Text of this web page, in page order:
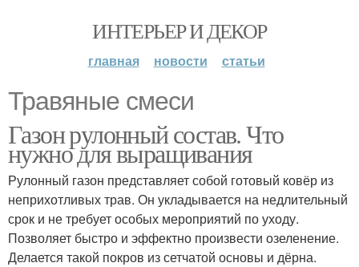
ИНТЕРЬЕР И ДЕКОР
главная новости статьи
Травяные смеси
Газон рулонный состав. Что
нужно для выращивания
Рулонный газон представляет собой готовый ковёр из
неприхотливых трав. Он укладывается на недлительный
срок и не требует особых мероприятий по уходу.
Позволяет быстро и эффектно произвести озеленение.
Делается такой покров из сетчатой основы и дёрна.